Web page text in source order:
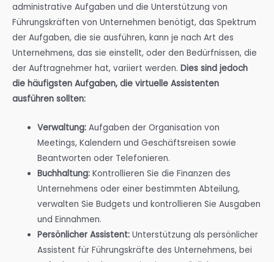
administrative Aufgaben und die Unterstützung von
Führungskräften von Unternehmen benötigt, das Spektrum
der Aufgaben, die sie ausführen, kann je nach Art des
Unternehmens, das sie einstellt, oder den Bedürfnissen, die
der Auftragnehmer hat, variiert werden. Dies sind jedoch
die häufigsten Aufgaben, die virtuelle Assistenten
ausführen sollten:
Verwaltung: Aufgaben der Organisation von
Meetings, Kalendern und Geschäftsreisen sowie
Beantworten oder Telefonieren.
Buchhaltung:Kontrollieren Sie die Finanzen des
Unternehmens oder einer bestimmten Abteilung,
verwalten Sie Budgets und kontrollieren Sie Ausgaben
und Einnahmen.
Persönlicher Assistent:Unterstützung als persönlicher
Assistent für Führungskräfte des Unternehmens, bei